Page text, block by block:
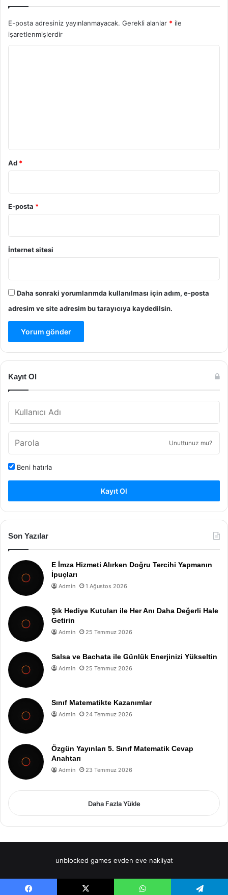
E-posta adresiniz yayınlanmayacak. Gerekli alanlar * ile
işaretlenmişlerdir
Ad *
E-posta *
İnternet sitesi
Daha sonraki yorumlarımda kullanılması için adım, e-posta
adresim ve site adresim bu tarayıcıya kaydedilsin.
Kayıt Ol
Unuttunuz mu?
Beni hatırla
Kayıt Ol
Son Yazılar
E İmza Hizmeti Alırken Doğru Tercihi Yapmanın
İpuçları
Admin 1 Ağustos 2026
Şık Hediye Kutuları ile Her Anı Daha Değerli Hale
Getirin
Admin 25 Temmuz 2026
Salsa ve Bachata ile Günlük Enerjinizi Yükseltin
Admin 25 Temmuz 2026
Sınıf Matematikte Kazanımlar
Admin 24 Temmuz 2026
Özgün Yayınları 5. Sınıf Matematik Cevap
Anahtarı
Admin 23 Temmuz 2026
Daha Fazla Yükle
unblocked games evden eve nakliyat